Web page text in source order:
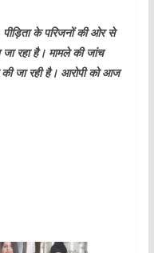
पीड़िता के परिजनों की ओर से
जा रहा है। मामले की जांच
जा रही है। आरोपी को आज